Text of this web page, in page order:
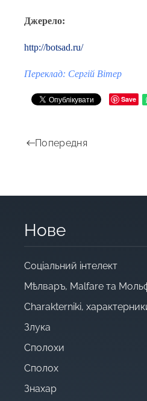
Джерело:
http://botsad.ru/
Переклад: Сергій Вітер
Save
Попередня
Нове
Cоціальний інтелект
Мѣлваръ, Malfare та
Charakterniki,
Злука
Сполохи
Сполох
Знахар